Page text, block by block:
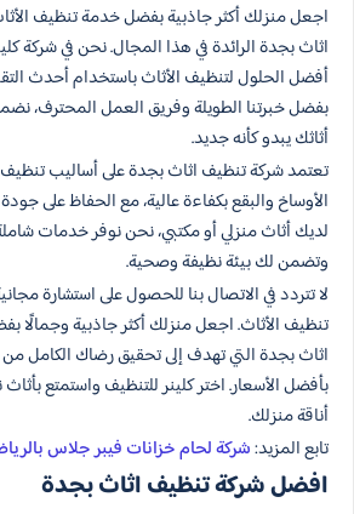
اجعل منزلك أكثر جاذبية بفضل خدمة تنظيف
اثاث بجدة الرائدة في هذا المجال. نحن في شركة
أفضل الحلول لتنظيف الأثاث باستخدام أحدث
بفضل خبرتنا الطويلة وفريق العمل المحترف،
أثاثك يبدو كأنه جديد.
تعتمد شركة تنظيف اثاث بجدة على أساليب
الأوساخ والبقع بكفاءة عالية، مع الحفاظ على
لديك أثاث منزلي أو مكتبي، نحن نوفر خدمات
وتضمن لك بيئة نظيفة وصحية.
لا تتردد في الاتصال بنا للحصول على استشارة
تنظيف الأثاث. اجعل منزلك أكثر جاذبية
اثاث بجدة التي تهدف إلى تحقيق رضاك الكامل
بأفضل الأسعار. اختر كلينر للتنظيف واستمتع
أناقة منزلك.
تابع المزيد:شركة لحام خزانات فيبر جلاس
افضل شركة تنظيف اثاث بجدة